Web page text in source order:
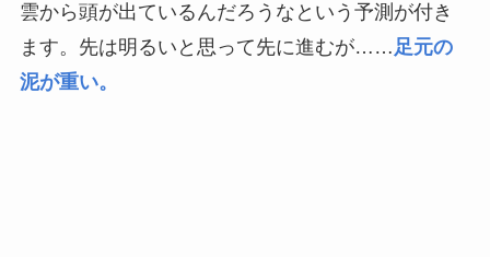
雲から頭が出ているんだろうなという予測が付き
ます。先は明るいと思って先に進むが……足元の
泥が重い。